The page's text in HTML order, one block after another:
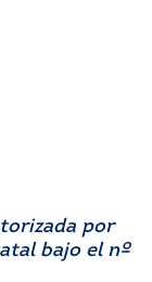
por
bajo el nº